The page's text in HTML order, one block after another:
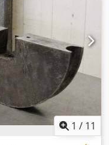
του μαξιλαριού
υλικού μέσω
ΑΞΊΖΕΙ ΤΟΝ
ΜΕ ΤΗΝ
THC)
ΜΙΑΣ
ΑΥΤΏΝ
ΔΙΆΡΚΕΙΑ ΖΩΉΣ, Η
ΠΕΡΑΙΤΈΡΩ
ΒΆΣΕΙΣ,
1 / 11